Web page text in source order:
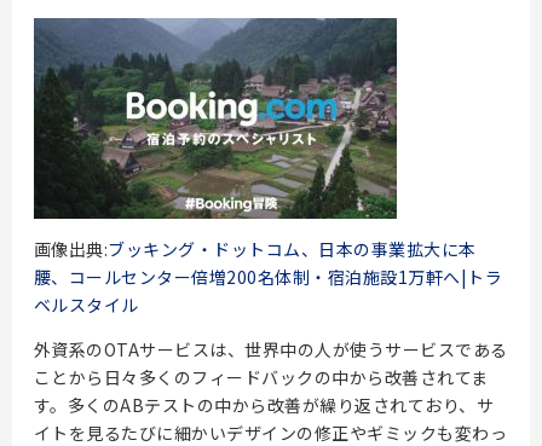
画像出典:ブッキング・ドットコム、日本の事業拡大に本
腰、コールセンター倍増200名体制・宿泊施設1万軒へ|トラ
ベルスタイル
外資系のOTAサービスは、世界中の人が使うサービスである
ことから日々多くのフィードバックの中から改善されてま
す。多くのABテストの中から改善が繰り返されており、サ
イトを見るたびに細かいデザインの修正やギミックも変わっ